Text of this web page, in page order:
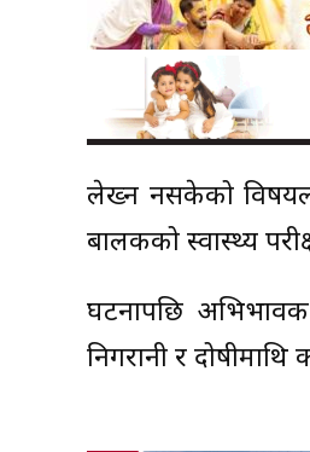
लेख्न नसकेको
बालकको स्वास्थ्य
घटनापछि अभिभावक
निगरानी र